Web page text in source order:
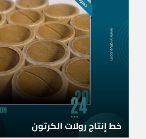
خط إنتاج رولات الكرتون